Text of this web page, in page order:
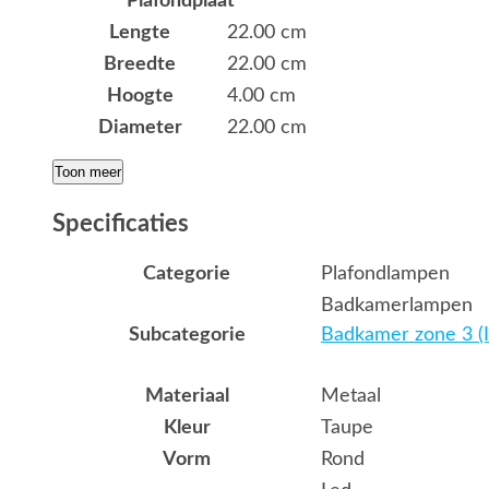
Lengte
22.00 cm
Breedte
22.00 cm
Hoogte
4.00 cm
Diameter
22.00 cm
Toon meer
Specificaties
Categorie Plafondlampen
Subcategorie
Badkamerlampen
Badkamer zone 3
Materiaal
Metaal
Kleur
Taupe
Vorm
Rond